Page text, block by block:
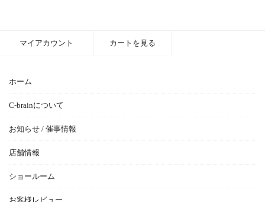
ホーム
C-brainについて
お知らせ / 催事情報
店舗情報
ショールーム
お客様レビュー
マイアカウント カートを見る